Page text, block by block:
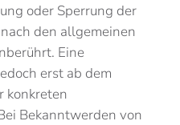
oder Sperrung der
den allgemeinen
Eine
erst ab dem
konkreten
Bekanntwerden von